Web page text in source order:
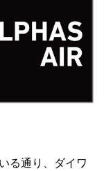
る通り、ダイワ